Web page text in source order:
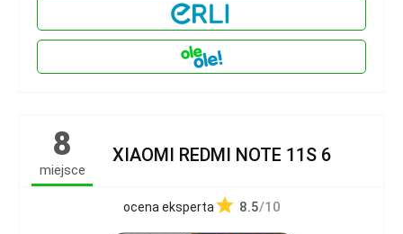
8
miejsce
XIAOMI REDMI NOTE 11S 6
ocena eksperta 8.5/10